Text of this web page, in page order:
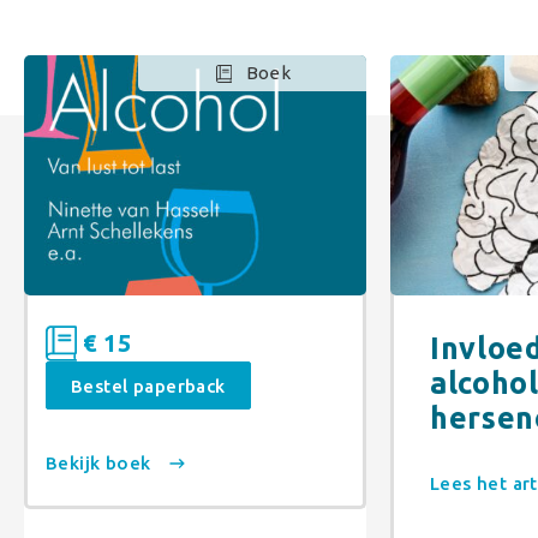
Boek
€ 15
Bestel paperback
Bekijk boek
Lees het